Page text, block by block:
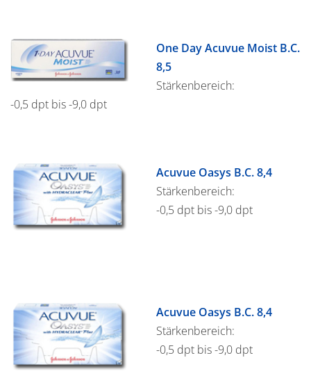
One Day Acuvue Moist B.C.
8,5
Stärkenbereich:
-0,5 dpt bis -9,0 dpt
Acuvue Oasys B.C. 8,4
Stärkenbereich:
-0,5 dpt bis -9,0 dpt
Acuvue Oasys B.C. 8,4
Stärkenbereich:
-0,5 dpt bis -9,0 dpt